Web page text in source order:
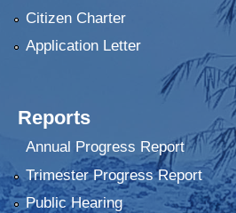
Citizen Charter
Application Letter
Reports
Annual Progress Report
Trimester Progress Report
Public Hearing